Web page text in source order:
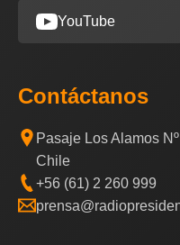
YouTube
Contáctanos
Pasaje Los Alamos
Chile
+56 (61) 2 260 999